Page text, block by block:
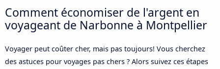
Comment économiser de l'argent en
voyageant de Narbonne à Montpellier
Voyager peut coûter cher, mais pas toujours! Vous cherchez
des astuces pour voyages pas chers ? Alors suivez ces étapes